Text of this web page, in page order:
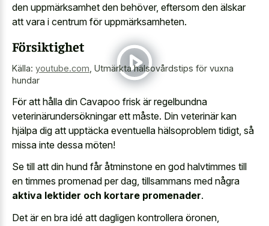
den uppmärksamhet den behöver, eftersom den älskar
att vara i centrum för uppmärksamheten.
Försiktighet
Källa: youtube.com, Utmärkta hälsovårdstips för vuxna
hundar
För att hålla din Cavapoo frisk är regelbundna
veterinärundersökningar ett måste. Din veterinär kan
hjälpa dig att upptäcka eventuella hälsoproblem tidigt, så
missa inte dessa möten!
Se till att din hund får åtminstone en god halvtimmes till
en timmes promenad per dag, tillsammans med några
aktiva lektider och kortare promenader.
Det är en bra idé att dagligen kontrollera öronen,